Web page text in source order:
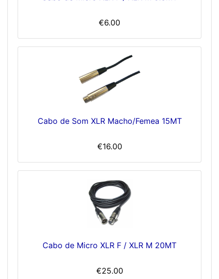
€6.00
Cabo de Som XLR Macho/Femea 15MT
€16.00
Cabo de Micro XLR F / XLR M 20MT
€25.00